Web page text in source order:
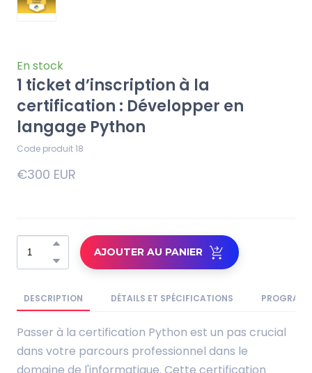
En stock
1 ticket d’inscription à la
certification : Développer en
langage Python
Code produit 18
€300 EUR
AJOUTER AU PANIER
DESCRIPTION DÉTAILS ET SPÉCIFICATIONS
Passer à la certification Python est un pas crucial
dans votre parcours professionnel dans le